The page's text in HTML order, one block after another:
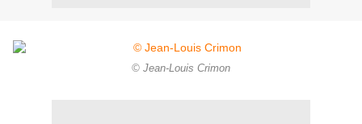
© Jean-Louis Crimon